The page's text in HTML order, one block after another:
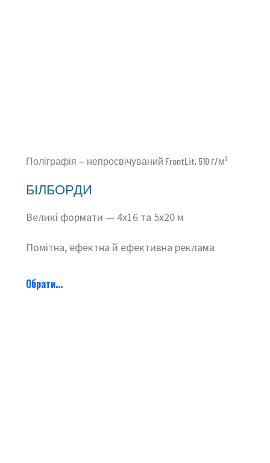
Поліграфія — непросвічуваний FrontLit, 510 г/м²
БІЛБОРДИ
Великі формати — 4х16 та 5х20 м
Помітна, ефектна й ефективна реклама
Обрати...